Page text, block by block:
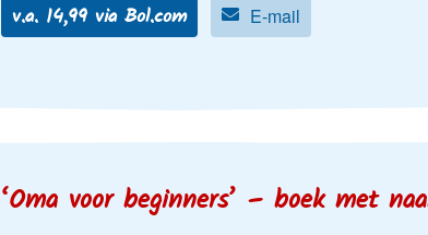
v.a. 14,99 via Bol.com E-mail
‘Oma voor beginners’ – boek met